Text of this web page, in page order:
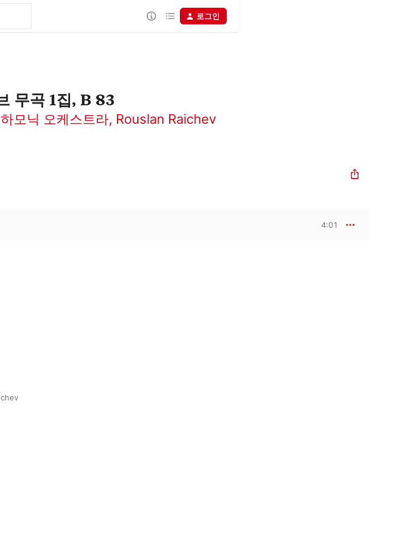
로그인
무곡 1집, B 83
모닉 오케스트라, Rouslan Raichev
4:01